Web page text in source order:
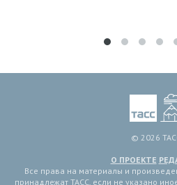
© 2026
О ПРОЕКТЕ
Все права на материалы и
принадлежат ТАСС, если не указано